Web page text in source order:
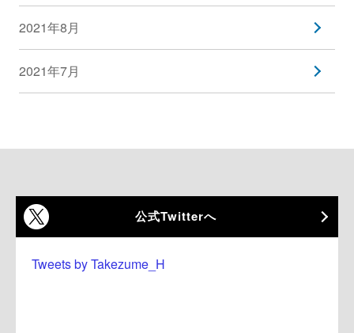
2021年8月
2021年7月
公式Twitterへ
Tweets by Takezume_H